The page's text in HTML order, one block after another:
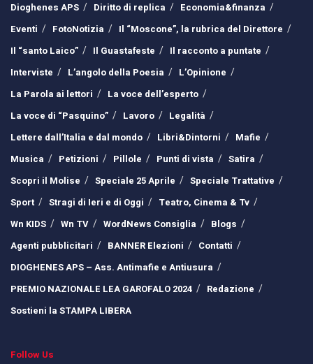
Dioghenes APS
Diritto di replica
Economia&finanza
Eventi
FotoNotizia
Il “Moscone”, la rubrica del Direttore
Il “santo Laico”
Il Guastafeste
Il racconto a puntate
Interviste
L’angolo della Poesia
L’Opinione
La Parola ai lettori
La voce dell’esperto
La voce di “Pasquino”
Lavoro
Legalità
Lettere dall’Italia e dal mondo
Libri&Dintorni
Mafie
Musica
Petizioni Pillole Punti di vista
Satira
Scopri il Molise
Speciale 25 Aprile
Speciale Trattative
Sport
Stragi di Ieri e di Oggi
Teatro, Cinema & Tv
Wn KIDS
Wn TV WordNews Consiglia
Blogs
Agenti pubblicitari
BANNER Elezioni
Contatti
DIOGHENES APS – Ass. Antimafie e Antiusura
PREMIO NAZIONALE LEA GAROFALO 2024
Redazione
Sostieni la STAMPA LIBERA
Follow Us